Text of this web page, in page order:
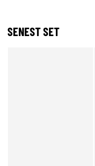
SENEST SET